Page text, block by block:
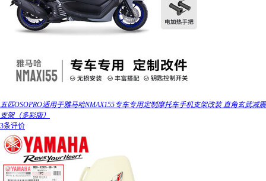
五匹OSOPRO适用于雅马哈NMAX155专车专用定制摩托车手机支架改装 直角玄武减震
支架（多彩版）
3条评价